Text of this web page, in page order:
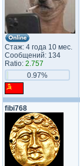
Стаж: 4 года 10 мес.
Сообщений: 134
Ratio: 2.757
0.97%
fibi768